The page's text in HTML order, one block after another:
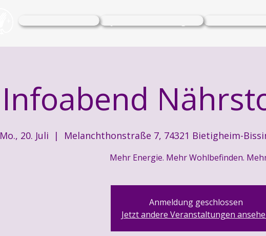
Infoabend
Mo., 20. Juli
  |
Melanchthonstraße 7, 74321 Bietigheim-
Mehr Energie. Mehr Wohlbefinden.
Anmeldung geschlossen
Jetzt andere Veranstaltungen